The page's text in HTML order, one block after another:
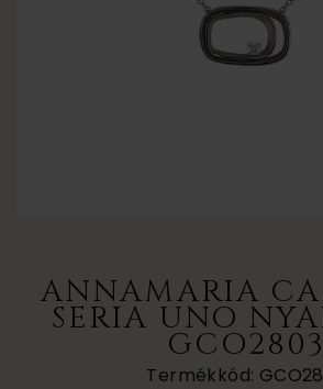
ANNAMARIA
SERIA UNO
GCO2803
Termékkód: